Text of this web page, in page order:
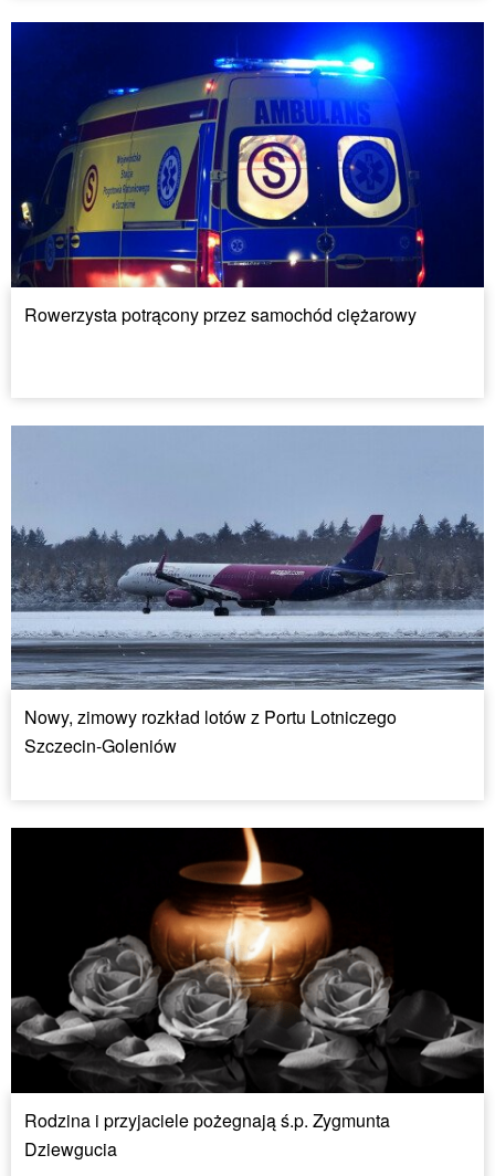
Rowerzysta potrącony przez samochód ciężarowy
Nowy, zimowy rozkład lotów z Portu Lotniczego
Szczecin-Goleniów
Rodzina i przyjaciele pożegnają ś.p. Zygmunta
Dziewgucia